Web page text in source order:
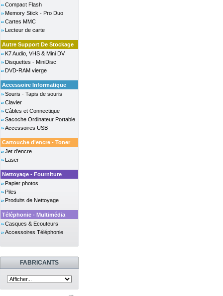
Compact Flash
Memory Stick - Pro Duo
Cartes MMC
Lecteur de carte
Autre Support De Stockage
K7 Audio, VHS & Mini DV
Disquettes - MiniDisc
DVD-RAM vierge
Accessoire Informatique
Souris - Tapis de souris
Clavier
Câbles et Connectique
Sacoche Ordinateur Portable
Accessoires USB
Cartouche d'encre - Toner
Jet d'encre
Laser
Nettoyage - Fourniture
Papier photos
Piles
Produits de Nettoyage
Téléphonie - Multimédia
Casques & Ecouteurs
Accessoires Téléphonie
FABRICANTS